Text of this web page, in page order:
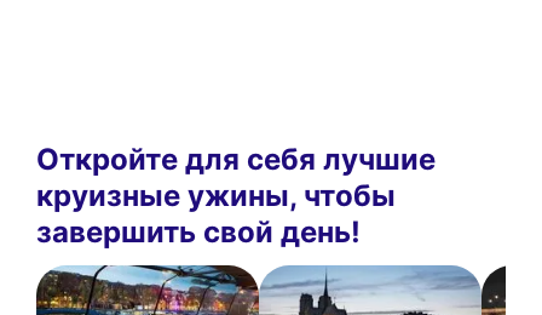
Откройте для себя лучшие
круизные ужины, чтобы
завершить свой день!